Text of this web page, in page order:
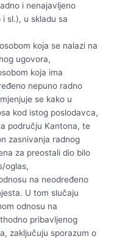
i nenajavljeno
sl.), u skladu sa
koja se nalazi na
ugovora,
koja ima
nepuno radno
se kako u
kod istog poslodavca,
području Kantona, te
zasnivanja radnog
za preostali dio bilo
oglas,
na neodređeno
U tom slučaju
odnosu na
pribavljenog
zaključuju sporazum o